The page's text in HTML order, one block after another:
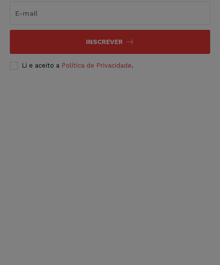
INSCREVER
Li e aceito a Política de Privacidade.